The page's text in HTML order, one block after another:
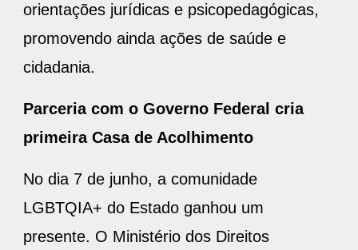
orientações jurídicas e psicopedagógicas,
promovendo ainda ações de saúde e
cidadania.
Parceria com o Governo Federal cria
primeira Casa de Acolhimento
No dia 7 de junho, a comunidade
LGBTQIA+ do Estado ganhou um
presente. O Ministério dos Direitos